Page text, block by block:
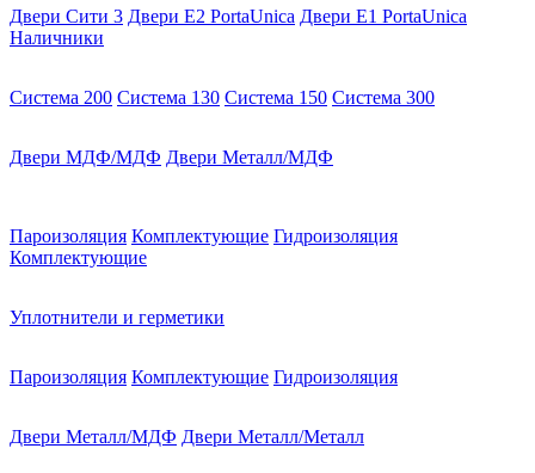
Двери Сити 3 Двери E2 PortaUnica Двери E1 PortaUnica
Наличники
Система 200 Система 130 Система 150 Система 300
Двери МДФ/МДФ Двери Металл/МДФ
Пароизоляция Комплектующие Гидроизоляция
Комплектующие
Уплотнители и герметики
Пароизоляция Комплектующие Гидроизоляция
Двери Металл/МДФ Двери Металл/Металл